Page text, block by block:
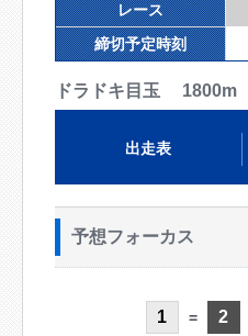
レース
締切予定時刻
ドラドキ目玉 1800m
出走表
予想フォーカス
1 = 2